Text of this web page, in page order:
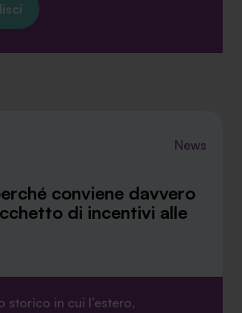
News
conviene davvero
di incentivi alle
storico in cui l’estero,